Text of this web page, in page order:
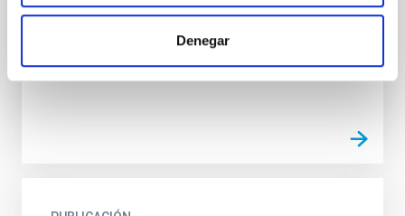
Denegar
sub-Neptune transiting TOI-421 (BD-14 1137, TIC
94986319), a bright (V = 9.9) G9 dwarf star in a